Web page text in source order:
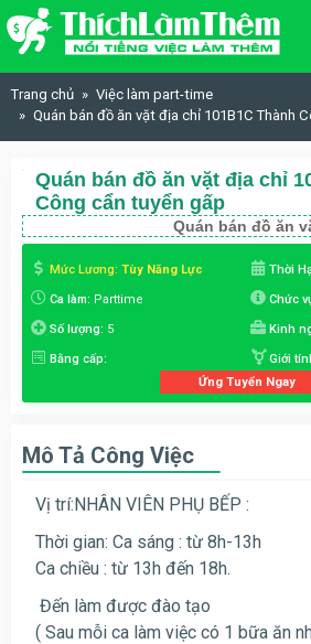
Skip to content
Trang chủ
Việc làm part-time
Quán bán đồ ăn vặt địa chỉ 101B1C Thành
Quán bán đồ ăn vặt địa chỉ
Công cẩn tuyển gấp
Quán bán đồ ăn
Mức Lương: Tùy Năng Lực Thời
Ca làm: Parttime Chức
Số lượng: 5 Kinh
Bằng cấp: Giới
Ứng Tuyển Ngay
Mô Tả Công Việc
Vị trí:NHÂN VIÊN PHỤ BẾP :
Thời gian: Ca sáng : từ 8h-13h
Ca chiều : từ 13h đến 18h.
Đến làm được đào tạo
( Sau mỗi ca làm việc có 1 bữa ăn